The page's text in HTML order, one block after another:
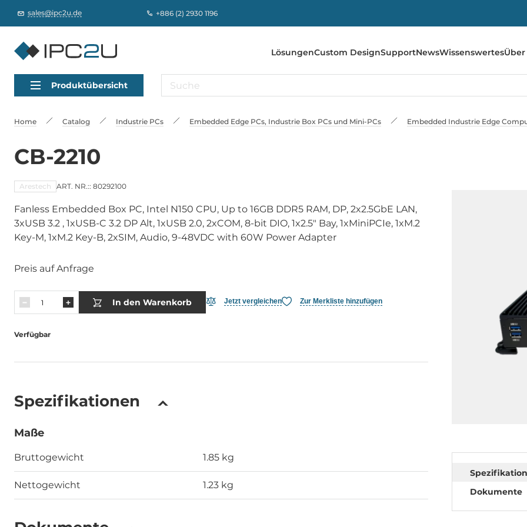
sales@ipc2u.de +886 (2) 2930 1196
LösungenCustom DesignSupportNewsWissenswertes
Produktübersicht
Home Catalog Industrie PCs Embedded Edge PCs, Industrie Box PCs und Mini-PCs Embedded Industrie Edge
CB-2210
Arestech ART. NR.:: 80292100
Fanless Embedded Box PC, Intel N150 CPU, Up to 16GB DDR5 RAM, DP, 2x2.5GbE LAN,
3xUSB 3.2 , 1xUSB-C 3.2 DP Alt, 1xUSB 2.0, 2xCOM, 8-bit DIO, 1x2.5" Bay, 1xMiniPCIe, 1xM.2
Key-M, 1xM.2 Key-B, 2xSIM, Audio, 9-48VDC with 60W Power Adapter
Preis auf Anfrage
In den Warenkorb Jetzt vergleichen Zur Merkliste hinzufügen
Verfügbar
Spezifikationen
Maße
Bruttogewicht 1.85 kg
Nettogewicht 1.23 kg
Dokumente